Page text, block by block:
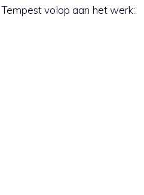
volop aan het werk: